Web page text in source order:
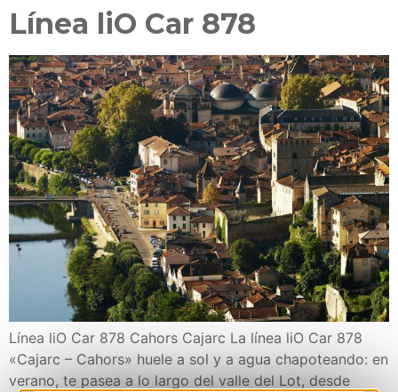
Línea liO Car 878
Línea liO Car 878 Cahors Cajarc La línea liO Car 878
«Cajarc – Cahors» huele a sol y a agua chapoteando: en
verano, te pasea a lo largo del valle del Lot, desde